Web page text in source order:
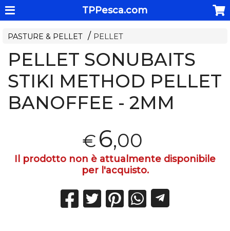
TPPesca.com
PASTURE & PELLET PELLET
PELLET SONUBAITS
STIKI METHOD PELLET
BANOFFEE - 2MM
€6,00
Il prodotto non è attualmente disponibile
per l'acquisto.